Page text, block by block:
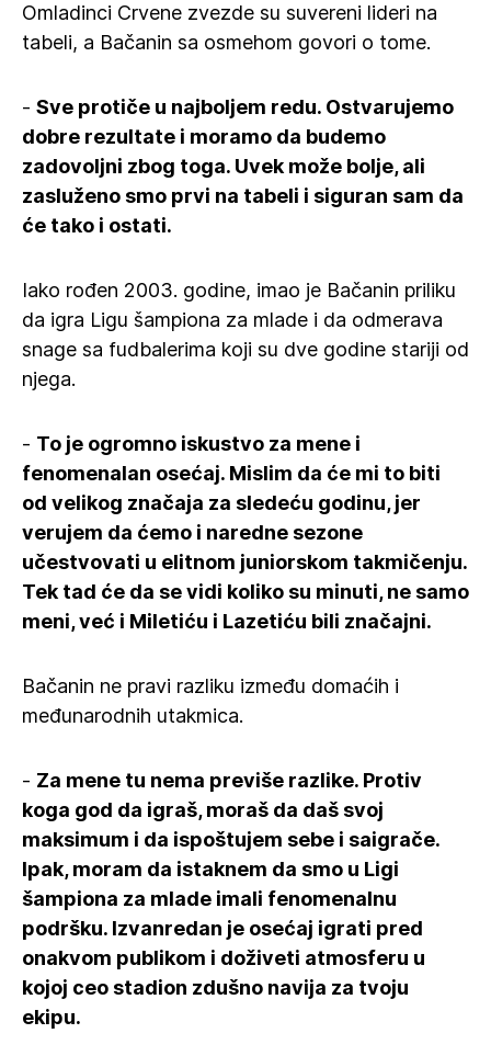
Omladinci Crvene zvezde su suvereni lideri na
tabeli, a Bačanin sa osmehom govori o tome.
- Sve protiče u najboljem redu. Ostvarujemo
dobre rezultate i moramo da budemo
zadovoljni zbog toga. Uvek može bolje, ali
zasluženo smo prvi na tabeli i siguran sam da
će tako i ostati.
Iako rođen 2003. godine, imao je Bačanin priliku
da igra Ligu šampiona za mlade i da odmerava
snage sa fudbalerima koji su dve godine stariji od
njega.
- To je ogromno iskustvo za mene i
fenomenalan osećaj. Mislim da će mi to biti
od velikog značaja za sledeću godinu, jer
verujem da ćemo i naredne sezone
učestvovati u elitnom juniorskom takmičenju.
Tek tad će da se vidi koliko su minuti, ne samo
meni, već i Miletiću i Lazetiću bili značajni.
Bačanin ne pravi razliku između domaćih i
međunarodnih utakmica.
- Za mene tu nema previše razlike. Protiv
koga god da igraš, moraš da daš svoj
maksimum i da ispoštujem sebe i saigrače.
Ipak, moram da istaknem da smo u Ligi
šampiona za mlade imali fenomenalnu
podršku. Izvanredan je osećaj igrati pred
onakvom publikom i doživeti atmosferu u
kojoj ceo stadion zdušno navija za tvoju
ekipu.